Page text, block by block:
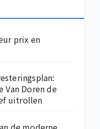
prix en
Van Doren de
uitrollen